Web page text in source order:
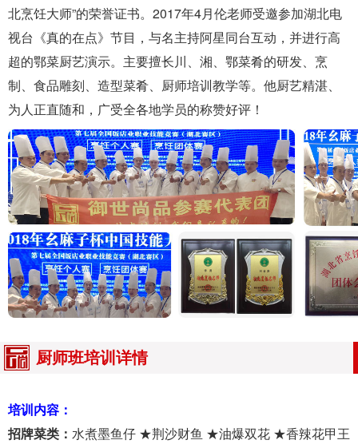
北烹饪大师”的荣誉证书。2017年4月伦老师受邀参加湖北电
视台《真的在点》节目，与名主持阿星同台互动，并进行高
超的鄂菜厨艺演示。主要擅长川、湘、鄂菜肴的研发、烹
制、食品雕刻、造型菜肴、厨师培训教学等。他厨艺精湛、
为人正直随和，广受全各地学员的称赞好评！
厨师班培训详情
培训内容：
招牌菜类： 水煮墨鱼仔 ★荆沙财鱼 ★油爆双花 ★香辣花甲王